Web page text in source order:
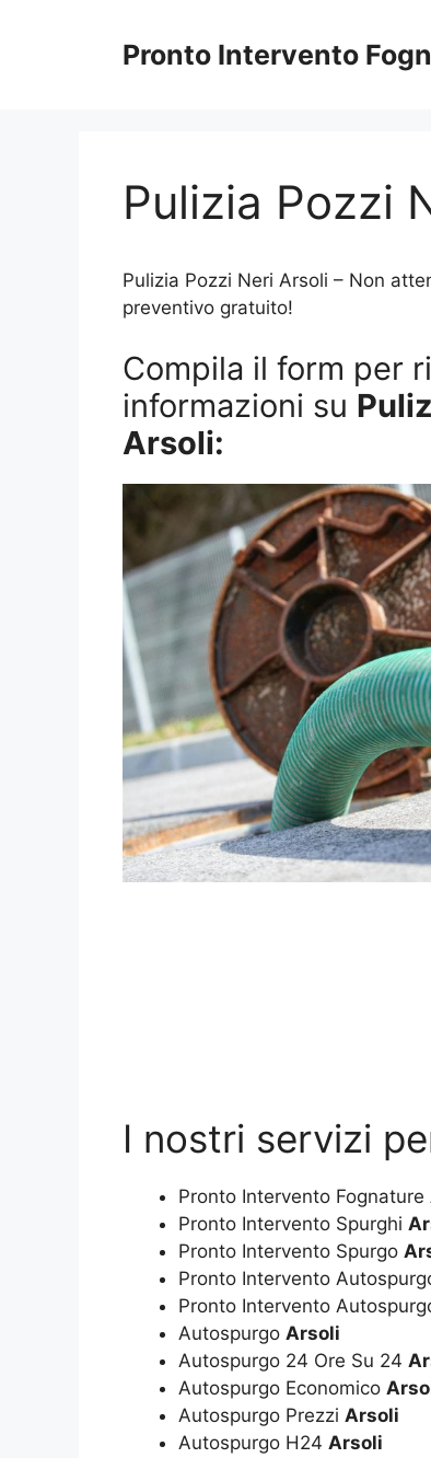
Pronto Intervento
Pulizia Pozzi
Pulizia Pozzi Neri Arsoli – Non
preventivo gratuito!
Compila il form per
informazioni su
Arsoli:
I nostri servizi
Pronto Intervento Fognature
Pronto Intervento Spurghi
Pronto Intervento Spurgo
Pronto Intervento
Pronto Intervento
Autospurgo Arsoli
Autospurgo 24 Ore Su 24
Autospurgo Economico
Autospurgo Prezzi Arsoli
Autospurgo H24 Arsoli